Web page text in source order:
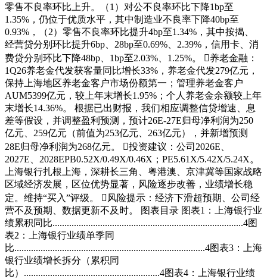
零售不良率环比上升。（1）对公不良率环比下降1bp至
1.35%，仍位于优质水平，其中制造业不良率下降40bp至
0.93%，（2）零售不良率环比提升4bp至1.34%，其中按揭、
经营贷分别环比提升6bp、28bp至0.69%、2.39%，信用卡、消
费贷分别环比下降48bp、1bp至2.03%、1.25%。 养老金融：
1Q26养老金代发获客量同比增长33%，养老金代发279亿元，
保持上海地区养老金客户市场份额第一；管理养老金客户
AUM5399亿元，较上年末增长1.95%；个人养老金余额较上年
末增长14.36%。 根据已出财报，我们相应调整信贷增速、息
差等假设，并调整盈利预测，预计26E-27E归母净利润为250
亿元、259亿元（前值为253亿元、263亿元），并新增预测
28E归母净利润为268亿元。 投资建议：公司2026E、
2027E、2028EPB0.52X/0.49X/0.46X；PE5.61X/5.42X/5.24X。
上海银行扎根上海，深耕长三角、粤港澳、京津冀等国家战略
区域经济发展，区位优势显著，风险逐步改善，业绩增长稳
定。维持“买入”评级。 风险提示：经济下滑超预期、公司经
营不及预期、数据更新不及时。 图表目录 图表1：上海银行业
绩累积同比................................................................................4图
表2：上海银行业绩单季同
比................................................................................4图表3：上海
银行业绩增长拆分（累积同
比）.........................................................4图表4：上海银行业绩